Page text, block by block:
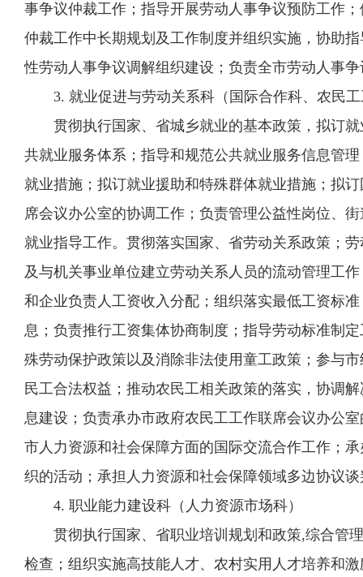
事争议仲裁工作；指导开展劳动人事争议预防工作
仲裁工作中长期规划及工作制度并组织实施，协助
性劳动人事争议调解组织建设；负责全市劳动人事
3. 就业促进与劳动关系科（国际合作科、农民工
贯彻执行国家、省城乡就业的基本政策，拟订就
共就业服务体系；指导和规范公共就业服务信息管
就业措施；拟订就业援助和特殊群体就业措施；拟
席会议办公室的协调工作；负责管理公益性岗位、
就业指导工作。贯彻落实国家、省劳动关系政策；
及与机关事业单位建立劳动关系人员的流动管理工
和企业负责人工资收入分配；组织落实最低工资标
息；负责推行工资集体协商制度；指导劳动标准制
殊劳动保护政策以及消除非法使用童工政策；参与
民工合法权益；推动农民工相关政策的落实，协调
息建设；负责承办市政府农民工工作联席会议办公
市人力资源和社会保障方面的国际交流合作工作；
织的活动；承担人力资源和社会保障领域多边协议
4. 职业能力建设科（人力资源市场科）
贯彻执行国家、省职业培训规划和政策,综合管理
检查；组织实施高技能人才、农村实用人才培养和